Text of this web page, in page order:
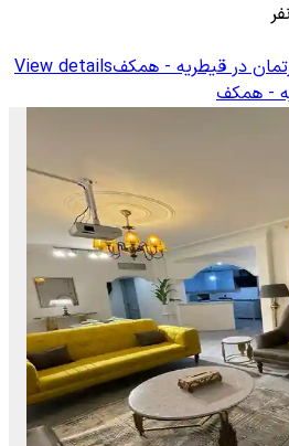
نفر
در قیطریه - همکفView details
- همکف